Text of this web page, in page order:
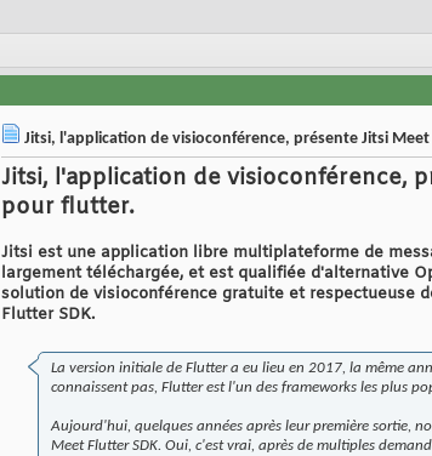
Jitsi, l'application de visioconférence, présente Jitsi
Jitsi, l'application de visioconférence,
pour flutter.
Jitsi est une application libre multiplateforme de
largement téléchargée, et est qualifiée d'alternative
solution de visioconférence gratuite et respectueuse
Flutter SDK.
La version initiale de Flutter a eu lieu en 2017, la même
connaissent pas, Flutter est l'un des frameworks les plus
Aujourd'hui, quelques années après leur première sortie,
Meet Flutter SDK. Oui, c'est vrai, après de multiples